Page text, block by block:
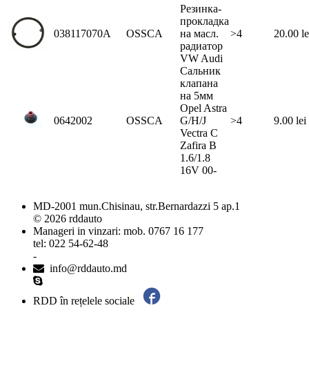
038117070A OSSCA
Резинка-
прокладка
на масл.
радиатор
VW Audi
>4 20.00
0642002 OSSCA
Сальник
клапана
на 5мм
Opel Astra
G/H/J
Vectra C
Zafira B
1.6/1.8
16V 00-
>4 9.00 lei
MD-2001 mun.Chisinau, str.Bernardazzi 5 ap.1
© 2026 rddauto
Manageri in vinzari: mob. 0767 16 177
tel: 022 54-62-48
-
info@rddauto.md
RDD în rețelele sociale